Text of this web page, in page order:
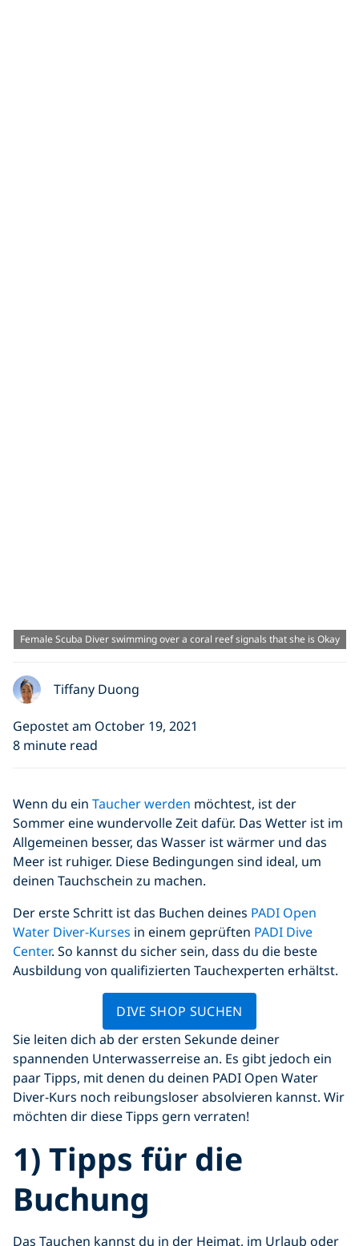
Female Scuba Diver swimming over a coral reef signals that she is Okay
Tiffany Duong
Gepostet am October 19, 2021
8 minute read
Wenn du ein Taucher werden möchtest, ist der
Sommer eine wundervolle Zeit dafür. Das Wetter ist im
Allgemeinen besser, das Wasser ist wärmer und das
Meer ist ruhiger. Diese Bedingungen sind ideal, um
deinen Tauchschein zu machen.
Der erste Schritt ist das Buchen deines PADI Open
Water Diver-Kurses in einem geprüften PADI Dive
Center. So kannst du sicher sein, dass du die beste
Ausbildung von qualifizierten Tauchexperten erhältst.
DIVE SHOP SUCHEN
Sie leiten dich ab der ersten Sekunde deiner
spannenden Unterwasserreise an. Es gibt jedoch ein
paar Tipps, mit denen du deinen PADI Open Water
Diver-Kurs noch reibungsloser absolvieren kannst. Wir
möchten dir diese Tipps gern verraten!
1) Tipps für die
Buchung
Das Tauchen kannst du in der Heimat, im Urlaub oder